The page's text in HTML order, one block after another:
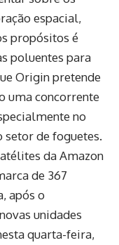
espacial,
propósitos é
poluentes para
Origin pretende
uma concorrente
no
setor de foguetes.
da Amazon
de 367
após o
unidades
quarta-feira,